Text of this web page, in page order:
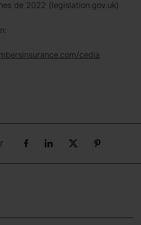
de 2022 (legislation.gov.uk)
cedia